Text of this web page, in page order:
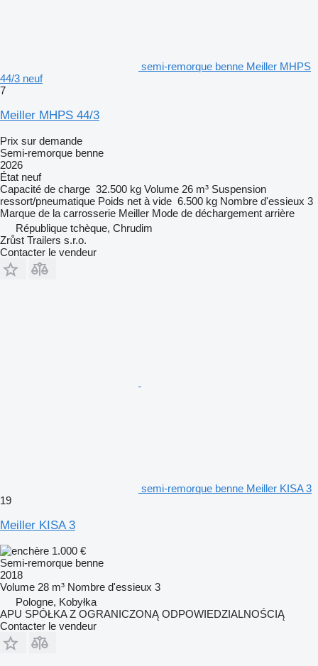
semi-remorque benne Meiller MHPS
44/3 neuf
7
Meiller MHPS 44/3
Prix sur demande
Semi-remorque benne
2026
État neuf
Capacité de charge 32.500 kg Volume 26 m³ Suspension
ressort/pneumatique Poids net à vide 6.500 kg Nombre d'essieux 3
Marque de la carrosserie Meiller Mode de déchargement arrière
République tchèque, Chrudim
Zrůst Trailers s.r.o.
Contacter le vendeur
semi-remorque benne Meiller KISA 3
19
Meiller KISA 3
1.000 €
Semi-remorque benne
2018
Volume 28 m³ Nombre d'essieux 3
Pologne, Kobyłka
APU SPÓŁKA Z OGRANICZONĄ ODPOWIEDZIALNOŚCIĄ
Contacter le vendeur